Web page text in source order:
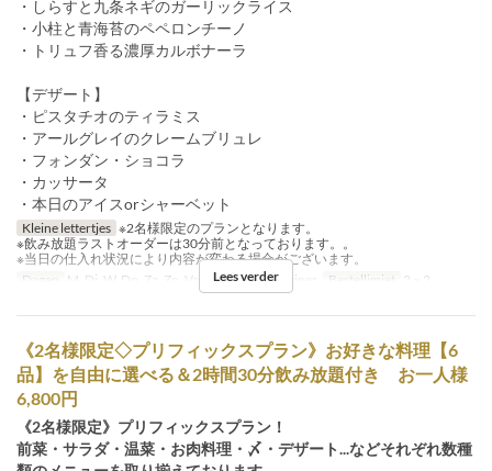
・しらすと九条ネギのガーリックライス
・小柱と青海苔のペペロンチーノ
・トリュフ香る濃厚カルボナーラ
【デザート】
・ピスタチオのティラミス
・アールグレイのクレームブリュレ
・フォンダン・ショコラ
・カッサータ
・本日のアイスorシャーベット
Kleine lettertjes ※2名様限定のプランとなります。
※飲み放題ラストオーダーは30分前となっております。。
※当日の仕入れ状況により内容が変わる場合がございます。
Dagen
M, Di, W, Do, Za, Zo, Vak Maaltijden Diner Bestellimiet 2 ~ 2
Lees verder
《2名様限定◇プリフィックスプラン》お好きな料理【6
品】を自由に選べる＆2時間30分飲み放題付き お一人様
6,800円
《2名様限定》プリフィックスプラン！
前菜・サラダ・温菜・お肉料理・〆・デザート...などそれぞれ数種